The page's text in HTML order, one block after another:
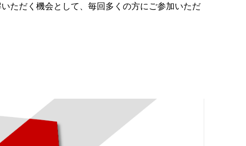
ただく機会として、毎回多くの方にご参加いただ